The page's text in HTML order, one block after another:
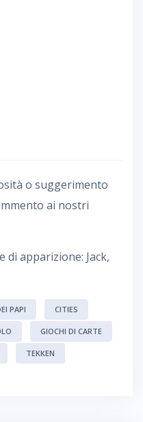
o suggerimento
ai nostri
apparizione: Jack,
PAPI CITIES
GIOCHI DI CARTE
TEKKEN